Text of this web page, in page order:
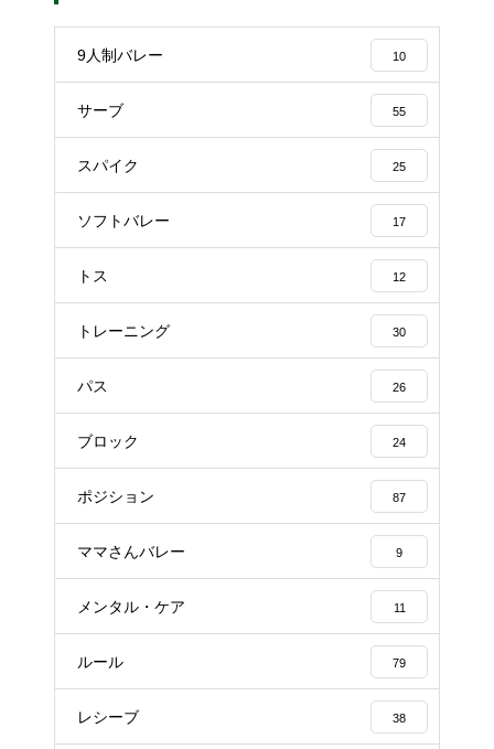
9人制バレー 10
サーブ 55
スパイク 25
ソフトバレー 17
トス 12
トレーニング 30
パス 26
ブロック 24
ポジション 87
ママさんバレー 9
メンタル・ケア 11
ルール 79
レシーブ 38